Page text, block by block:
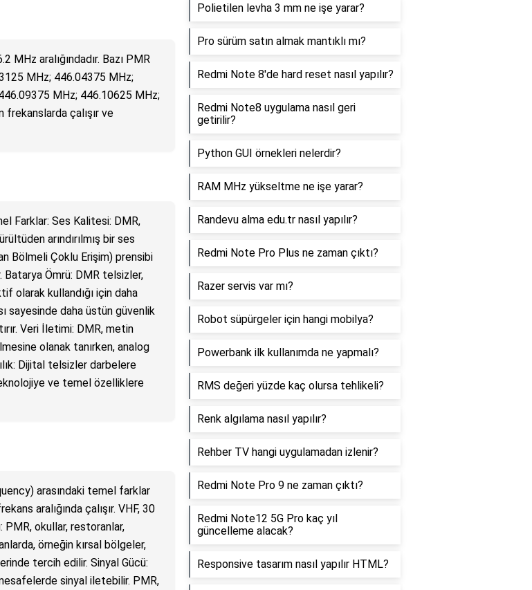
aralığındadır. Bazı PMR
MHz; 446.04375 MHz;
MHz; 446.10625 MHz;
çalışır ve
Farklar: Ses Kalitesi: DMR,
arındırılmış bir ses
Bölmeli Çoklu Erişim) prensibi
Batarya Ömrü: DMR telsizler,
olarak kullandığı için daha
sayesinde daha üstün güvenlik
Veri İletimi: DMR, metin
olanak tanırken, analog
Dijital telsizler darbelere
ve temel özelliklere
arasındaki temel farklar
aralığında çalışır. VHF, 30
PMR, okullar, restoranlar,
örneğin kırsal bölgeler,
tercih edilir. Sinyal Gücü:
sinyal iletebilir. PMR,
Polietilen levha 3 mm ne işe yarar?
Pro sürüm satın almak mantıklı mı?
Redmi Note 8'de hard reset nasıl yapılır?
Redmi Note8 uygulama nasıl geri
getirilir?
Python GUI örnekleri nelerdir?
RAM MHz yükseltme ne işe yarar?
Randevu alma edu.tr nasıl yapılır?
Redmi Note Pro Plus ne zaman çıktı?
Razer servis var mı?
Robot süpürgeler için hangi mobilya?
Powerbank ilk kullanımda ne yapmalı?
RMS değeri yüzde kaç olursa tehlikeli?
Renk algılama nasıl yapılır?
Rehber TV hangi uygulamadan izlenir?
Redmi Note Pro 9 ne zaman çıktı?
Redmi Note12 5G Pro kaç yıl
güncelleme alacak?
Responsive tasarım nasıl yapılır HTML?